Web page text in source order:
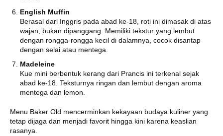
English Muffin
Berasal dari Inggris pada abad ke-18, roti ini dimasak di atas
wajan, bukan dipanggang. Memiliki tekstur yang lembut
dengan rongga-rongga kecil di dalamnya, cocok disantap
dengan selai atau mentega.
Madeleine
Kue mini berbentuk kerang dari Prancis ini terkenal sejak
abad ke-18. Teksturnya ringan dan lembut dengan aroma
mentega dan lemon.
Menu Baker Old mencerminkan kekayaan budaya kuliner yang
tetap dijaga dan menjadi favorit hingga kini karena keaslian
rasanya.